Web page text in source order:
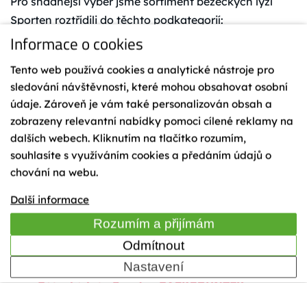
Sporten roztřídili do těchto podkategorií:
Běžecké lyže Sporten PERFORMANCE
chcete zlepšovat svůj výkon a klidně si na nich i
zasoutěžit, je řada PERFORMANCE tou pravou
volbou.
Běžecké lyže Sporten SPORT
Ideální pro vyjížďky přírodou vlastním tempem.
K dlouhodobě nejoblíbenějším modelům patří
běžky Sporten FAVORIT, se kterými snadno
Běžecké lyže Sporten CRUISING
Užijte si pořádný běžecky trénink s běžkami
speciálně uzpůsobenými pro svižnou jízdu po
upravených tratích za jakýchkoliv sněhových
podmínek.
Informace o cookies
Tento web používá cookies a analytické nástroje pro
sledování návštěvnosti, které mohou obsahovat osobní
údaje. Zároveň je vám také personalizován obsah a
zobrazeny relevantní nabídky pomoci cílené reklamy na
dalších webech. Kliknutím na tlačítko rozumím,
souhlasíte s využíváním cookies a předáním údajů o
chování na webu.
Další informace
Rozumím a přijímám
Odmítnout
Nastavení